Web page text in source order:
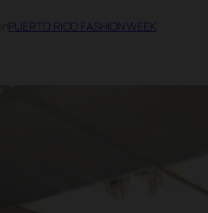
PUERTO RICO FASHION WEEK